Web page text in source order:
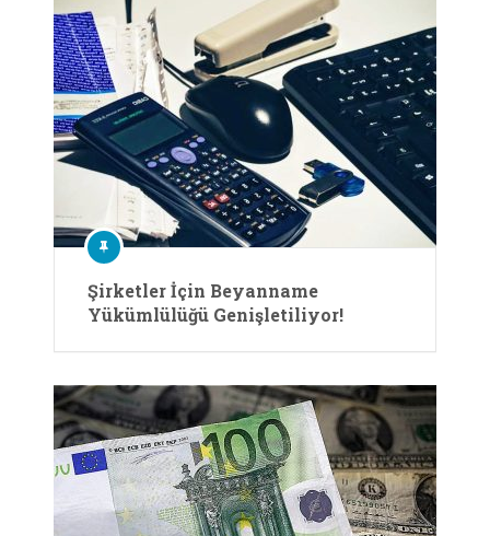
Şirketler İçin Beyanname
Yükümlülüğü Genişletiliyor!